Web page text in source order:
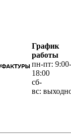
График
работы
пн-пт: 9:00-
18:00
сб-
вс: